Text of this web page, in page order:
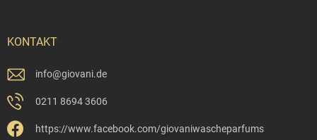
KONTAKT
info@giovani.de
0211 8694 3606
https://www.facebook.com/giovaniwascheparfums